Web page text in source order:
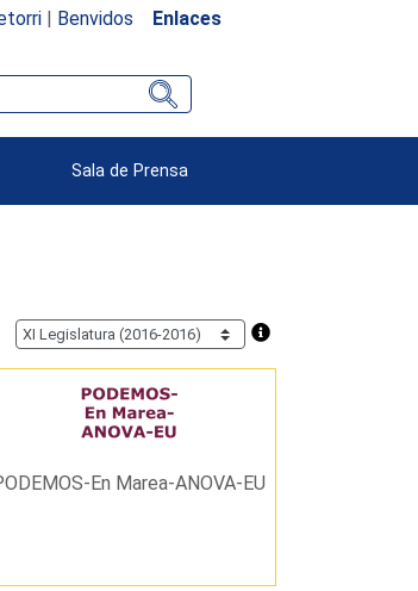
| Benvidos Enlaces
Sala de Prensa
En Marea-ANOVA-EU